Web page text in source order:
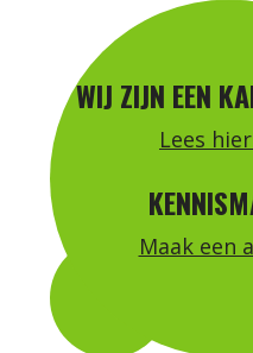
WIJ ZIJN EEN
Lees
Maak een